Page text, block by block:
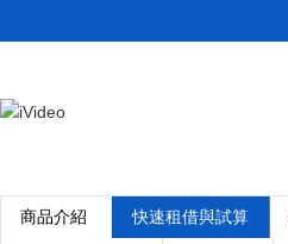
商品介紹 快速租借與試算